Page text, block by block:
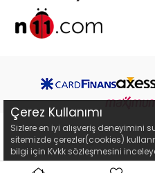
Copyright 2019 ©
karavanmalzemecim.com
Çerez Kullanımı
Sizlere en iyi alışveriş deneyimini
sitemizde çerezler(cookies)
bilgi için Kvkk sözleşmesini